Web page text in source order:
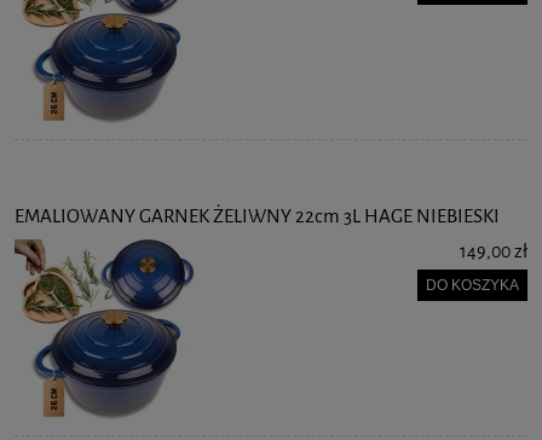
EMALIOWANY GARNEK ŻELIWNY 22cm 3L HAGE NIEBIESKI
149,00 zł
DO KOSZYKA